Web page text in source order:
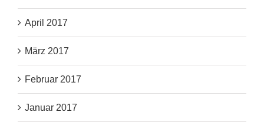
April 2017
März 2017
Februar 2017
Januar 2017